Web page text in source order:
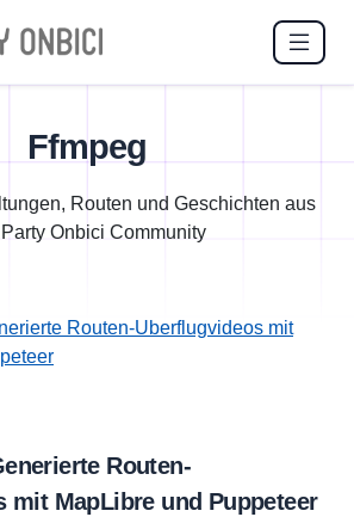
Ffmpeg
Routen und Geschichten aus
Onbici Community
Routen-
mit MapLibre und Puppeteer